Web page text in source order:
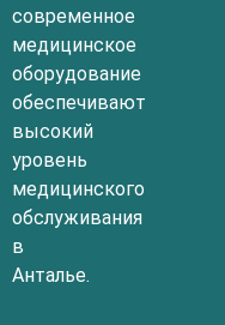
современное
медицинское
оборудование
обеспечивают
высокий
уровень
медицинского
обслуживания
в
Анталье.